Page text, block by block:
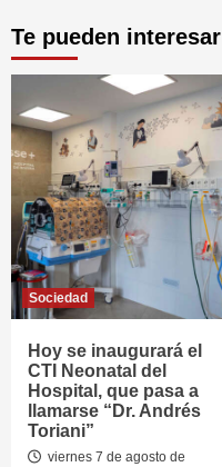
Te pueden interesar
Sociedad
Hoy se inaugurará el
CTI Neonatal del
Hospital, que pasa a
llamarse “Dr. Andrés
Toriani”
viernes 7 de agosto de